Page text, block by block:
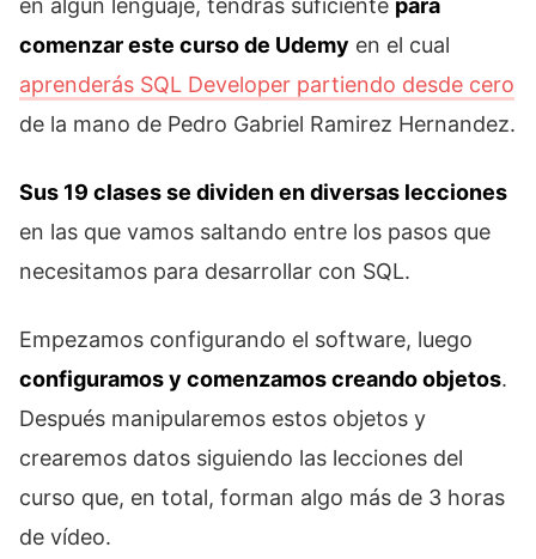
comenzar este curso de Udemy en el cual
aprenderás SQL Developer partiendo desde cero
de la mano de Pedro Gabriel Ramirez Hernandez.
Sus 19 clases se dividen en diversas lecciones
en las que vamos saltando entre los pasos que
necesitamos para desarrollar con SQL.
Empezamos configurando el software, luego
configuramos y comenzamos creando objetos.
Después manipularemos estos objetos y
crearemos datos siguiendo las lecciones del
curso que, en total, forman algo más de 3 horas
de vídeo.